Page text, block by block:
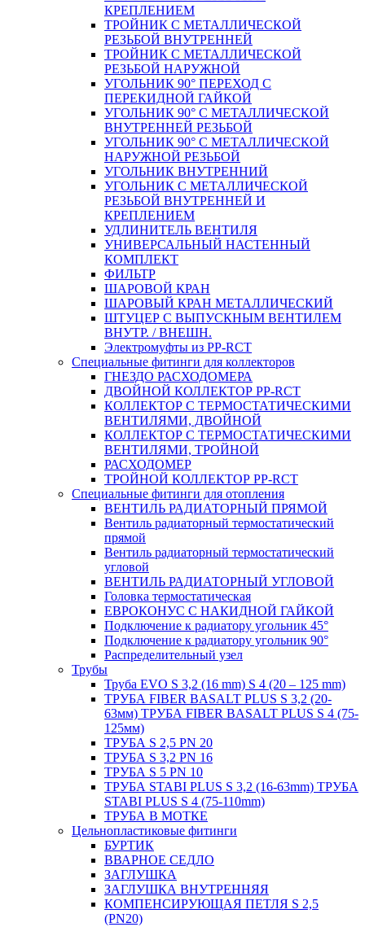
КРЕПЛЕНИЕМ
ТРОЙНИК С МЕТАЛЛИЧЕСКОЙ
РЕЗЬБОЙ ВНУТРЕННЕЙ
ТРОЙНИК С МЕТАЛЛИЧЕСКОЙ
РЕЗЬБОЙ НАРУЖНОЙ
УГОЛЬНИК 90° ПЕРЕХОД С
ПЕРЕКИДНОЙ ГАЙКОЙ
УГОЛЬНИК 90° С МЕТАЛЛИЧЕСКОЙ
ВНУТРЕННEЙ РЕЗЬБОЙ
УГОЛЬНИК 90° С МЕТАЛЛИЧЕСКОЙ
НАРУЖНОЙ РЕЗЬБОЙ
УГОЛЬНИК ВНУТРЕННИЙ
УГОЛЬНИК С МЕТАЛЛИЧЕСКОЙ
РЕЗЬБОЙ ВНУТРЕННЕЙ И
КРЕПЛЕНИЕМ
УДЛИНИТЕЛЬ ВЕНТИЛЯ
УНИВЕРСАЛЬНЫЙ НАСТЕННЫЙ
КОМПЛЕКТ
ФИЛЬТР
ШАРОВОЙ КРАН
ШАРОВЫЙ КРАН МЕТАЛЛИЧЕСКИЙ
ШТУЦЕР С ВЫПУСКНЫМ ВЕНТИЛЕМ
ВНУТР. / ВНЕШН.
Электромуфты из PP-RCT
Специальные фитинги для коллекторов
ГНЕЗДО РАСХОДОМЕРА
ДВОЙНОЙ КОЛЛЕКТОР PP-RCT
КОЛЛЕКТОР С ТЕРМОСТАТИЧЕСКИМИ
ВЕНТИЛЯМИ, ДВОЙНОЙ
КОЛЛЕКТОР С ТЕРМОСТАТИЧЕСКИМИ
ВЕНТИЛЯМИ, ТРОЙНОЙ
РАСХОДОМЕР
ТРОЙНОЙ КОЛЛЕКТОР PP-RCT
Специальные фитинги для отопления
ВЕНТИЛЬ РАДИАТОРНЫЙ ПРЯМОЙ
Вентиль радиаторный термостатический
прямой
Вентиль радиаторный термостатический
угловой
ВЕНТИЛЬ РАДИАТОРНЫЙ УГЛОВОЙ
Головка термостатическая
ЕВРОКОНУС С НАКИДНОЙ ГАЙКОЙ
Подключение к радиатору угольник 45°
Подключение к радиатору угольник 90°
Распределительный узел
Трубы
Труба EVO S 3,2 (16 mm) S 4 (20 – 125 mm)
ТРУБА FIBER BASALT PLUS S 3,2 (20-
63мм) ТРУБА FIBER BASALT PLUS S 4 (75-
125мм)
ТРУБА S 2,5 PN 20
ТРУБА S 3,2 PN 16
ТРУБА S 5 PN 10
ТРУБА STABI PLUS S 3,2 (16-63mm) ТРУБА
STABI PLUS S 4 (75-110mm)
ТРУБА В МОТКЕ
Цельнопластиковые фитинги
БУРТИК
ВВАРНОЕ СЕДЛО
ЗАГЛУШКА
ЗАГЛУШКА ВНУТРЕННЯЯ
КОМПЕНСИРУЮЩАЯ ПЕТЛЯ S 2,5
(PN20)